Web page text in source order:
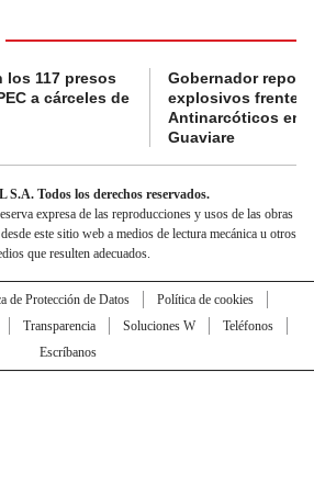
los 117 presos
a cárceles de
Gobernador
explosivos frente a
Antinarcóticos en
Guaviare
Todos los derechos reservados.
expresa de las reproducciones y usos de las obras
este sitio web a medios de lectura mecánica u otros
que resulten adecuados.
de Protección de Datos
Política de cookies
Transparencia Soluciones W
Teléfonos
Escríbanos